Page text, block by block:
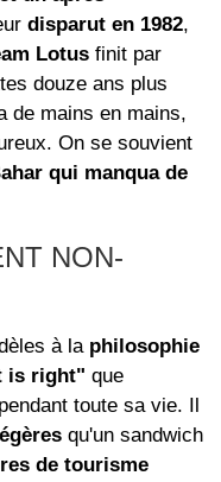
disparut en 1982,
Lotus finit par
douze ans plus
de mains en mains,
On se souvient
qui manqua de
NON-
à la philosophie
is right" que
toute sa vie. Il
qu'un sandwich
de tourisme